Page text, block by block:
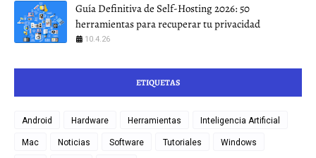
Guía Definitiva de Self-Hosting 2026: 50
herramientas para recuperar tu privacidad
10.4.26
ETIQUETAS
Android Hardware Herramientas Inteligencia Artificial
Mac Noticias Software Tutoriales Windows